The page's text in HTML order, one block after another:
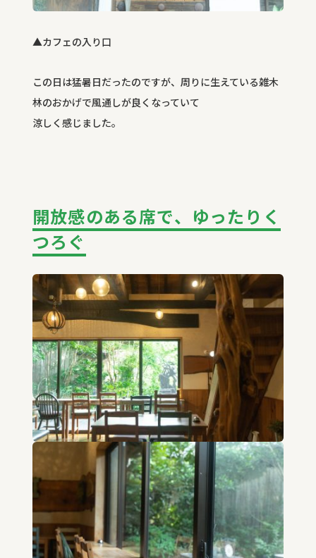
▲カフェの入り口
この日は猛暑日だったのですが、周りに生えている雑木
林のおかげで風通しが良くなっていて
涼しく感じました。
開放感のある席で、ゆったりく
つろぐ